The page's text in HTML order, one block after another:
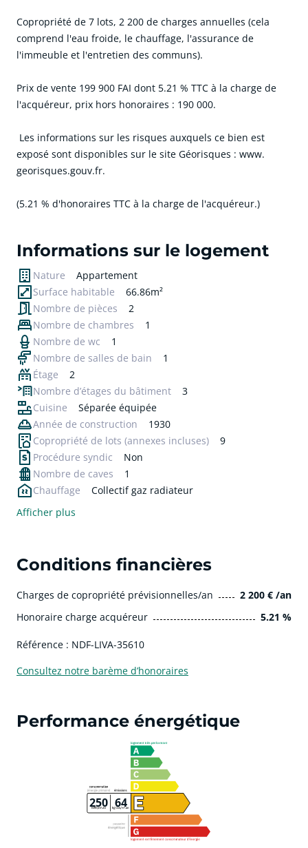
Copropriété de 7 lots, 2 200 de charges annuelles (cela
comprend l'eau froide, le chauffage, l'assurance de
l'immeuble et l'entretien des communs).
Prix de vente 199 900 FAI dont 5.21 % TTC à la charge de
l'acquéreur, prix hors honoraires : 190 000.
Les informations sur les risques auxquels ce bien est
exposé sont disponibles sur le site Géorisques : www.
georisques.gouv.fr.
(5.21 % d'honoraires TTC à la charge de l'acquéreur.)
Informations sur le logement
Nature
Appartement
Surface habitable
66.86m²
Nombre de pièces
2
Nombre de chambres
1
Nombre de wc
1
Nombre de salles de bain
1
Étage
2
Nombre d’étages du bâtiment
3
Cuisine
Séparée équipée
Année de construction
1930
Copropriété de lots (annexes incluses)
9
Procédure syndic
Non
Nombre de caves
1
Chauffage
Collectif gaz radiateur
Afficher plus
Conditions financières
Charges de copropriété prévisionnelles/an
2 200 € /an
Honoraire charge acquéreur
5.21 %
Référence : NDF-LIVA-35610
Consultez notre barème d’honoraires
Performance énergétique
250 64